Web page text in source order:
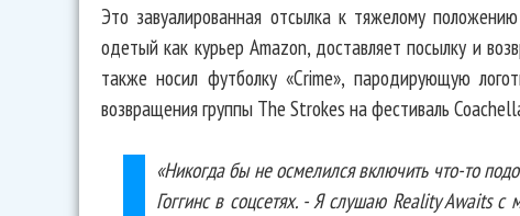
Это завуалированная отсылка к тяжелому
одетый как курьер Amazon, доставляет посылку и
также носил футболку «Crime», пародирующую
возвращения группы The Strokes на фестиваль
«Никогда бы не осмелился включить что-то
Гоггинс в соцсетях. - Я слушаю Reality Awaits с